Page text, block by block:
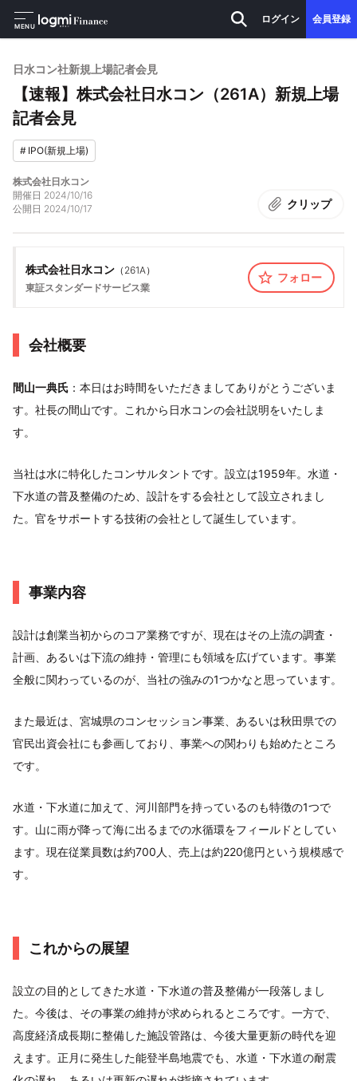
MENU
ログイン 会員登録
日水コン社新規上場記者会見
【速報】株式会社日水コン（261A）新規上場
記者会見
# IPO(新規上場)
株式会社日水コン
開催日 2024/10/16
公開日 2024/10/17 クリップ
株式会社日水コン （ 261A）
東証スタンダードサービス業
フォロー
会社概要
間山一典氏 ：本日はお時間をいただきましてありがとうございま
す。社長の間山です。これから日水コンの会社説明をいたしま
す。
当社は水に特化したコンサルタントです。設立は1959年。水道・
下水道の普及整備のため、設計をする会社として設立されまし
た。官をサポートする技術の会社として誕生しています。
事業内容
設計は創業当初からのコア業務ですが、現在はその上流の調査・
計画、あるいは下流の維持・管理にも領域を広げています。事業
全般に関わっているのが、当社の強みの1つかなと思っています。
また最近は、宮城県のコンセッション事業、あるいは秋田県での
官民出資会社にも参画しており、事業への関わりも始めたところ
です。
水道・下水道に加えて、河川部門を持っているのも特徴の1つで
す。山に雨が降って海に出るまでの水循環をフィールドとしてい
ます。現在従業員数は約700人、売上は約220億円という規模感で
す。
これからの展望
設立の目的としてきた水道・下水道の普及整備が一段落しまし
た。今後は、その事業の維持が求められるところです。一方で、
高度経済成長期に整備した施設管路は、今後大量更新の時代を迎
えます。正月に発生した能登半島地震でも、水道・下水道の耐震